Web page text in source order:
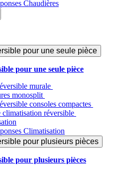
Chaudières
pour une seule pièce
pour une seule pièce
murale
monosplit
consoles compactes
climatisation réversible
Climatisation
pour plusieurs pièces
pour plusieurs pièces